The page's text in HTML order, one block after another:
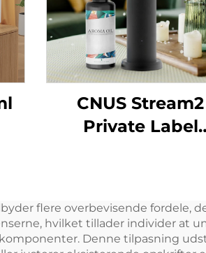
CNUS Stream2
Private Label
Trådløs Smart
Kontrol Aroma
flere overbevisende fordele,
hvilket tillader individer at
Denne tilpasning